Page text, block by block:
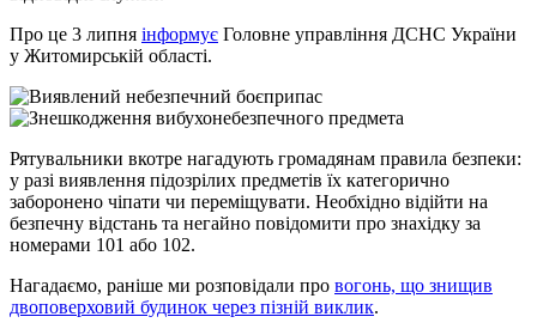
Про це 3 липня інформує Головне управління ДСНС України
у Житомирській області.
Рятувальники вкотре нагадують громадянам правила безпеки:
у разі виявлення підозрілих предметів їх категорично
заборонено чіпати чи переміщувати. Необхідно відійти на
безпечну відстань та негайно повідомити про знахідку за
номерами 101 або 102.
Нагадаємо, раніше ми розповідали про вогонь, що знищив
двоповерховий будинок через пізній виклик.